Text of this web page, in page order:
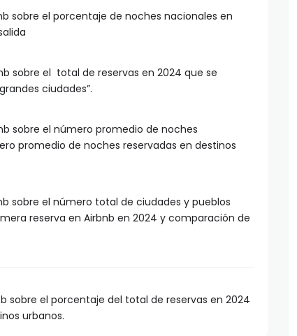
sobre el porcentaje de noches nacionales en
sobre el total de reservas en 2024 que se
ciudades”.
sobre el número promedio de noches
promedio de noches reservadas en destinos
sobre el número total de ciudades y pueblos
reserva en Airbnb en 2024 y comparación de
sobre el porcentaje del total de reservas en 2024
urbanos.